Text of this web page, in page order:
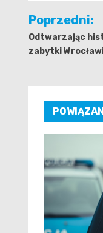
wpisu
Poprzedni:
Odtwarzając
zabytki